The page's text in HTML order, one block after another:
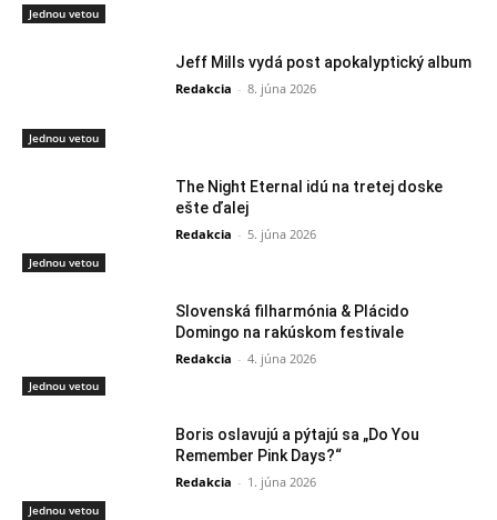
Jednou vetou
Jednou vetou
Jeff Mills vydá post apokalyptický album
Redakcia - 8. júna 2026
Jednou vetou
The Night Eternal idú na tretej doske
ešte ďalej
Redakcia - 5. júna 2026
Jednou vetou
Slovenská filharmónia & Plácido
Domingo na rakúskom festivale
Redakcia - 4. júna 2026
Jednou vetou
Boris oslavujú a pýtajú sa „Do You
Remember Pink Days?“
Redakcia - 1. júna 2026